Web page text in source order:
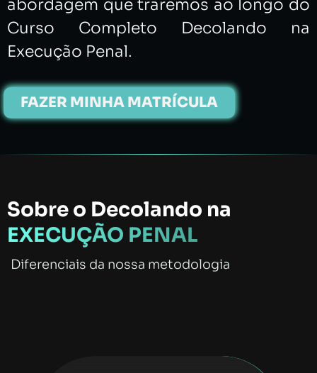
abordagem que traremos ao longo do
Curso Completo Decolando na
Execução Penal.
FAZER MINHA MATRÍCULA
Sobre o Decolando na
EXECUÇÃO PENAL
Diferenciais da nossa metodologia